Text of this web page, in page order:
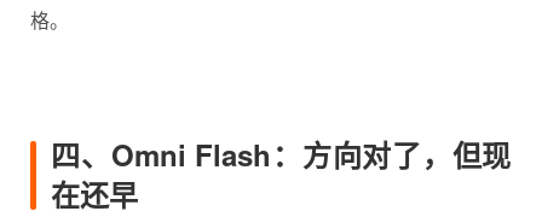
格。
四、Omni Flash：方向对了，但现
在还早